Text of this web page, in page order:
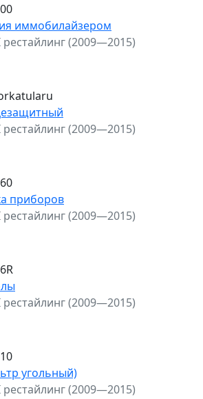
иммобилайзером
(2009—2015)
(2009—2015)
приборов
(2009—2015)
(2009—2015)
угольный)
(2009—2015)